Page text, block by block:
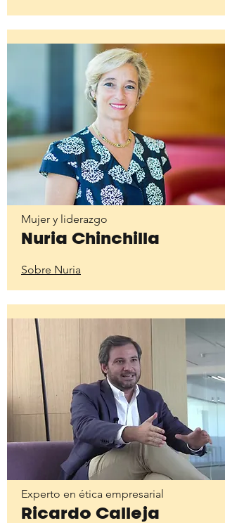
Mujer y liderazgo
Nuria Chinchilla
Sobre Nuria
Experto en ética empresarial
Ricardo Calleja